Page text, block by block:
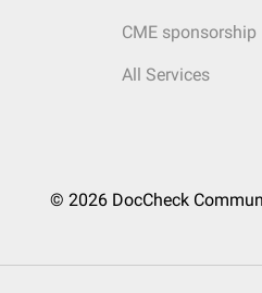
CME sponsorship
All Services
© 2026 DocCheck